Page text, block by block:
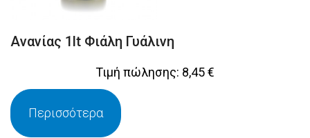
Ανανίας 1lt Φιάλη Γυάλινη
Τιμή πώλησης: 8,45 €
Περισσότερα